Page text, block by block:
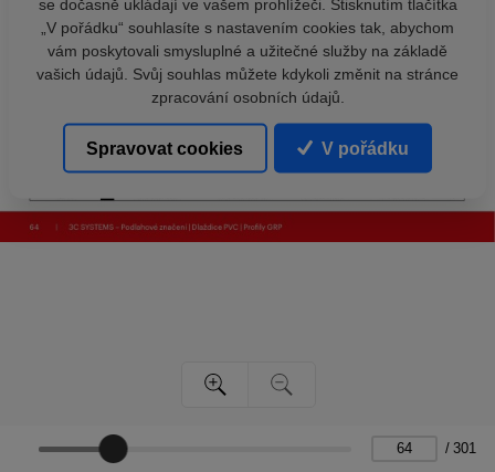
/ 301
se dočasně ukládají ve vašem prohlížeči. Stisknutím tlačítka
„V pořádku“ souhlasíte s nastavením cookies tak, abychom
vám poskytovali smysluplné a užitečné služby na základě
vašich údajů. Svůj souhlas můžete kdykoli změnit na stránce
zpracování osobních údajů.
Spravovat cookies V pořádku